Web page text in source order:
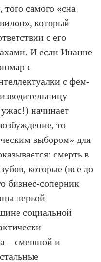
самого «сна
который
с его
И если Инанне
с
с фем-
начинает
то
выбором» для
смерть в
которые (все до
бизнес-соперник
первой
социальной
– смешной и